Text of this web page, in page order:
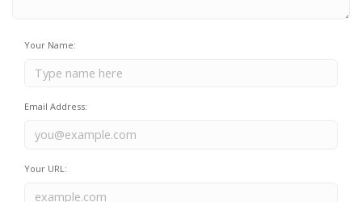
Your Name:
Email Address:
Your URL: